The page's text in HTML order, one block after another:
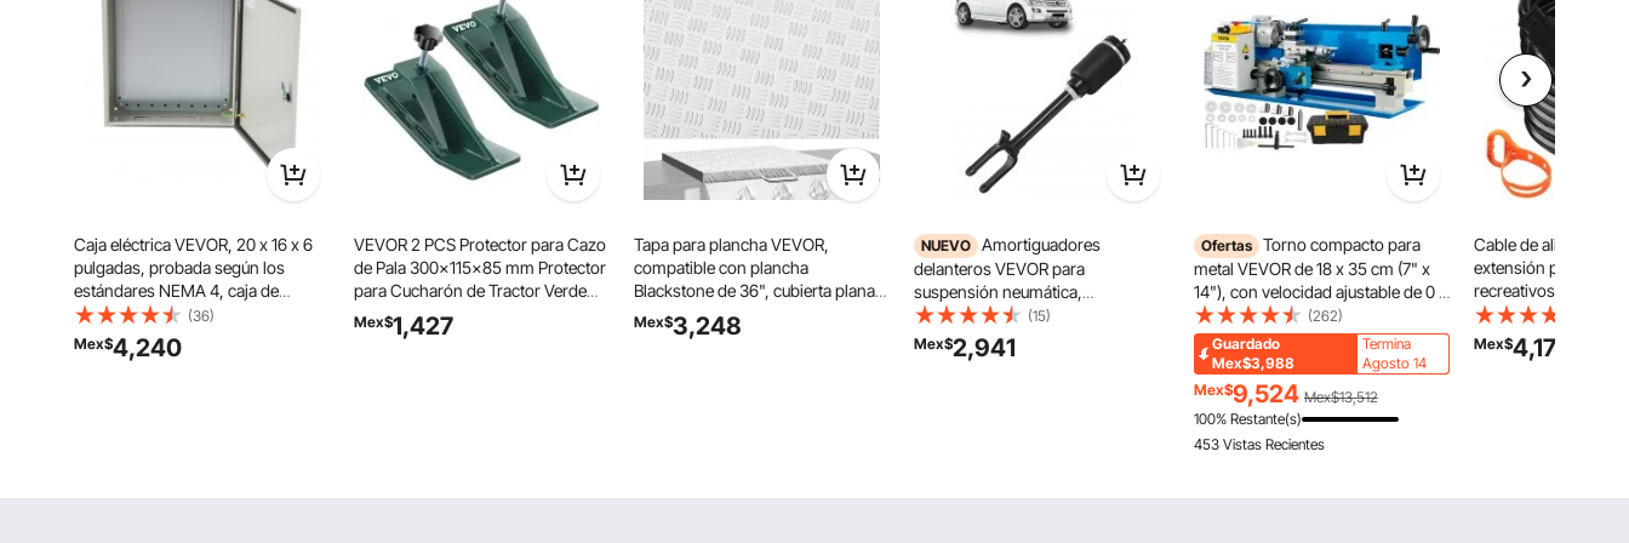
Caja eléctrica VEVOR, 20 x 16 x 6
pulgadas, probada según los
estándares NEMA 4, caja de
conexiones con bisagras de acero
al carbono laminado en frío IP65
impermeable y prueba de polvo
(36)
Mex$4,240
VEVOR 2 PCS Protector para Cazo
de Pala 300x115x85 mm Protector
para Cucharón de Tractor Verde
Protección de Cazo de Retropala
Acero Protector de Borde de Pala
Mex$1,427
Tapa para plancha VEVOR,
compatible con plancha
Blackstone de 36", cubierta plana
de acero con placa de diamante de
aluminio, resistente al agua y con
Mex$3,248
NUEVO Amortiguadores
delanteros VEVOR para
suspensión neumática,
compatibles con Mercedes Benz
W164 delanteros sin ADS (2005-
2011) GL350 GL450, reemplazo
(15)
Mex$2,941
Ofertas Torno compacto para
metal VEVOR de 18 x 35 cm (7" x
14"), con velocidad ajustable de 0 a
2500 RPM y mandril de 3
mordazas de 10 cm (4"), ideal para
metalurgia, diseño de sobremesa
para proyectos de torneado de
metal.
(262)
Guardado
Mex$3,988
Termina
Agosto 14
Mex$9,524 Mex$13,512
100% Restante(s)
453 Vistas Recientes
Cable de
extensión para
recreativos de 36
amperios de
conector moldeado
250V
Mex$4,179